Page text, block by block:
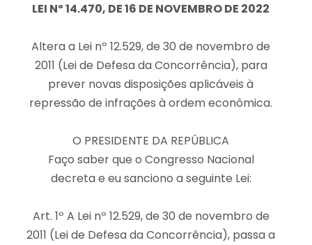
LEI Nº 14.470, DE 16 DE NOVEMBRO DE 2022
Altera a Lei nº 12.529, de 30 de novembro de
2011 (Lei de Defesa da Concorrência), para
prever novas disposições aplicáveis à
repressão de infrações à ordem econômica.
O PRESIDENTE DA REPÚBLICA
Faço saber que o Congresso Nacional
decreta e eu sanciono a seguinte Lei:
Art. 1º A Lei nº 12.529, de 30 de novembro de
2011 (Lei de Defesa da Concorrência), passa a